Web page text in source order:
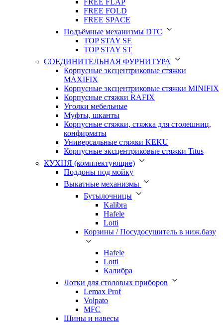
FREE FOLD
FREE SPACE
Подъёмные механизмы DTC
TOP STAY SE
TOP STAY ST
СОЕДИНИТЕЛЬНАЯ ФУРНИТУРА
Корпусные эксцентриковые стяжки
MAXIFIX
Корпусные эксцентриковые стяжки MINIFIX
Корпусные стяжки RAFIX
Уголки мебельные
Муфты, шканты
Корпусные стяжки, стяжка для столешниц,
конфирматы
Универсальные стяжки KEKU
Корпусные эксцентриковые стяжки Titus
КУХНЯ (комплектующие)
Поддоны под мойку
Выкатные механизмы
Бутылочницы
Kalibra
Hafele
Lotti
Корзины / Посудосушитель в ниж.базу
Hafele
Lotti
Калибра
Лотки для столовых приборов
Lemax Prof
Volpato
MFC
Шины и навесы